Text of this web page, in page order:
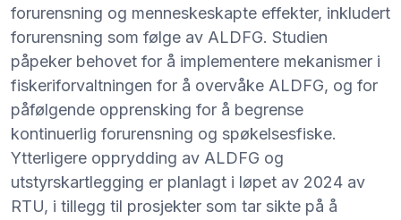
forurensning og menneskeskapte effekter, inkludert
forurensning som følge av ALDFG. Studien
påpeker behovet for å implementere mekanismer i
fiskeriforvaltningen for å overvåke ALDFG, og for
påfølgende opprensking for å begrense
kontinuerlig forurensning og spøkelsesfiske.
Ytterligere opprydding av ALDFG og
utstyrskartlegging er planlagt i løpet av 2024 av
RTU, i tillegg til prosjekter som tar sikte på å